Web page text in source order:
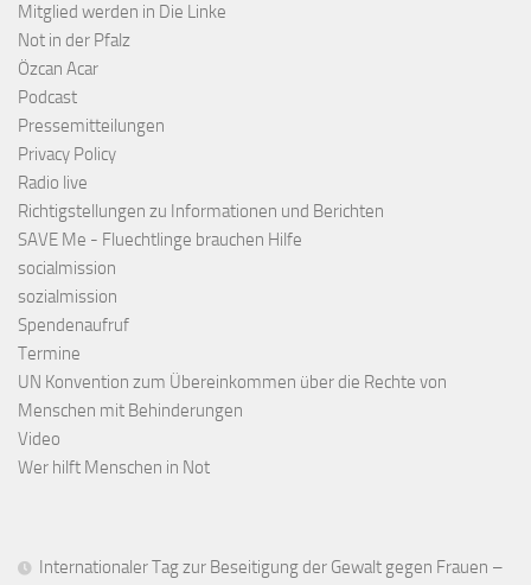
Mitglied werden in Die Linke
Not in der Pfalz
Özcan Acar
Podcast
Pressemitteilungen
Privacy Policy
Radio live
Richtigstellungen zu Informationen und Berichten
SAVE Me - Fluechtlinge brauchen Hilfe
socialmission
sozialmission
Spendenaufruf
Termine
UN Konvention zum Übereinkommen über die Rechte von
Menschen mit Behinderungen
Video
Wer hilft Menschen in Not
Internationaler Tag zur Beseitigung der Gewalt gegen Frauen –